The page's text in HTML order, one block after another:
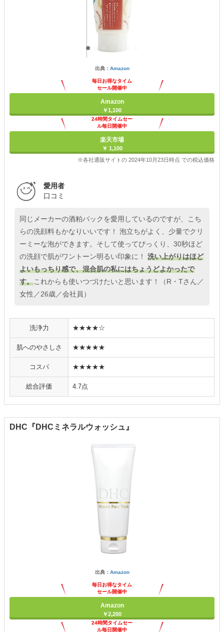
出典： Amazon
毎日お得なタイム
セール開催中
Amazon
￥1,100
24時間タイムセー
ル毎日開催中
楽天市場
￥ 1,100
※各社通販サイトの 2024年10月23日時点 での税込価格
愛用者
口コミ
同じメーカーの酒粕パックを愛用しているのですが、こち
らの洗顔料もかなりいいです！ 泡立ちがよく、少量でクリ
ーミーな泡ができます。そして使ってびっくり、30秒ほど
の洗顔で肌がワントーン明るい印象に！ 洗い上がりはほど
よいもっちり感で、混合肌の私にはちょうどよかったで
す。これからも使いつづけたいと思います！（R・Tさん／
女性／26歳／会社員）
洗浄力 ★★★★☆
肌へのやさしさ ★★★★★
コスパ ★★★★★
総合評価 4.7点
DHC『DHCミネラルウォッシュ』
出典： Amazon
毎日お得なタイム
セール開催中
Amazon
￥2,200
24時間タイムセー
ル毎日開催中